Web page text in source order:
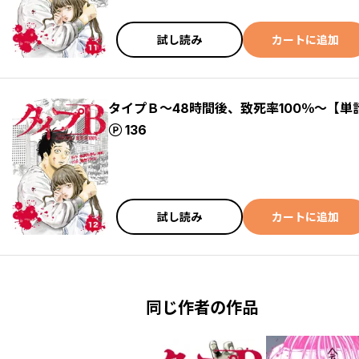
試し読み カートに追加
タイプＢ～48時間後、致死率100％～【単
136
ポイント
試し読み カートに追加
同じ作者の作品